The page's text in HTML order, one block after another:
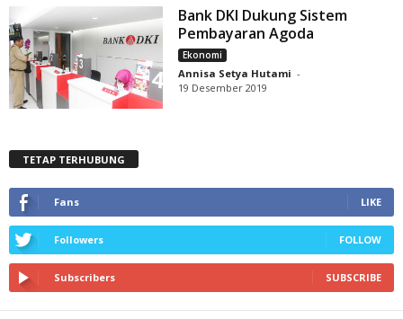
Bank DKI Dukung Sistem
Pembayaran Agoda
Ekonomi
Annisa Setya Hutami -
19 Desember 2019
TETAP TERHUBUNG
Fans LIKE
Followers FOLLOW
Subscribers SUBSCRIBE